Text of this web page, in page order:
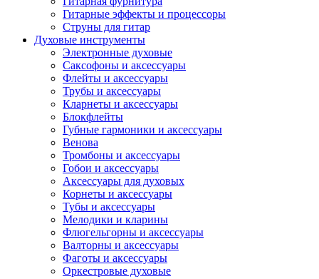
Гитарные эффекты и процессоры
Струны для гитар
Духовые инструменты
Электронные духовые
Саксофоны и аксессуары
Флейты и аксессуары
Трубы и аксессуары
Кларнеты и аксессуары
Блокфлейты
Губные гармоники и аксессуары
Венова
Тромбоны и аксессуары
Гобои и аксессуары
Аксессуары для духовых
Корнеты и аксессуары
Тубы и аксессуары
Мелодики и кларины
Флюгельгорны и аксессуары
Валторны и аксессуары
Фаготы и аксессуары
Оркестровые духовые